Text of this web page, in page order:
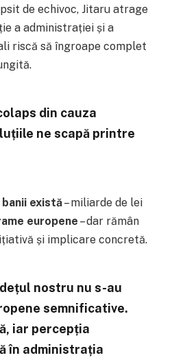
de echivoc, Jitaru atrage
a administrației și a
riscă să îngroape complet
din cauza
ne scapă printre
banii există– miliarde de lei
europene – dar rămân
și implicare concretă.
nostru nu s-au
semnificative.
iar percepția
în administrația